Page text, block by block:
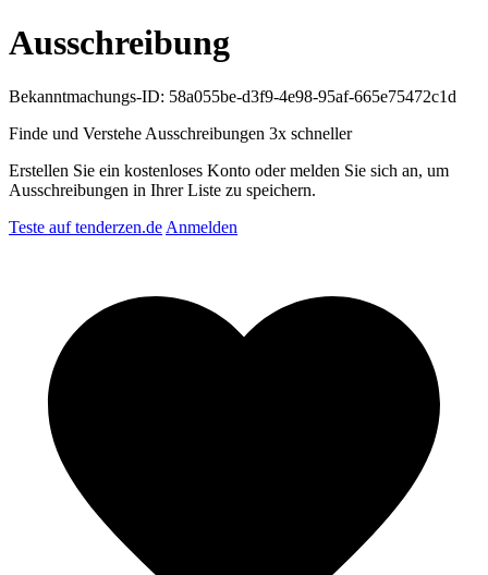
Ausschreibung
Bekanntmachungs-ID: 58a055be-d3f9-4e98-95af-665e75472c1d
Finde und Verstehe Ausschreibungen 3x schneller
Erstellen Sie ein kostenloses Konto oder melden Sie sich an, um
Ausschreibungen in Ihrer Liste zu speichern.
Teste auf tenderzen.de Anmelden